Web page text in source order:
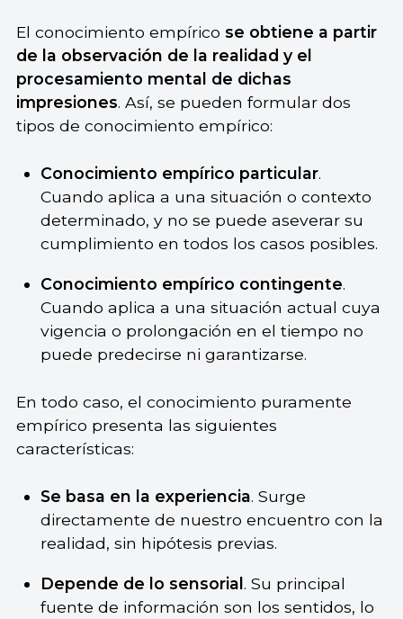
El conocimiento empírico se obtiene a partir
de la observación de la realidad y el
procesamiento mental de dichas
impresiones. Así, se pueden formular dos
tipos de conocimiento empírico:
Conocimiento empírico particular.
Cuando aplica a una situación o contexto
determinado, y no se puede aseverar su
cumplimiento en todos los casos posibles.
Conocimiento empírico contingente.
Cuando aplica a una situación actual cuya
vigencia o prolongación en el tiempo no
puede predecirse ni garantizarse.
En todo caso, el conocimiento puramente
empírico presenta las siguientes
características:
Se basa en la experiencia. Surge
directamente de nuestro encuentro con la
realidad, sin hipótesis previas.
Depende de lo sensorial . Su principal
fuente de información son los sentidos, lo